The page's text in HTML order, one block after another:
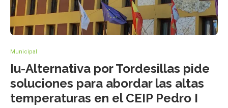
Municipal
Iu-Alternativa por Tordesillas pide
soluciones para abordar las altas
temperaturas en el CEIP Pedro I